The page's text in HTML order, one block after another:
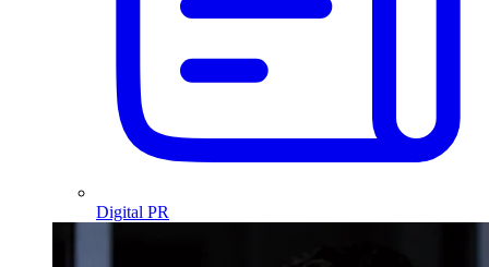
Digital PR